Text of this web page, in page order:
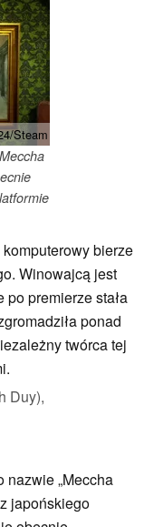
Steam
bierze
Winowajcą jest
po premierze stała
ponad
twórca tej
Duy),
nazwie „Meccha
japońskiego